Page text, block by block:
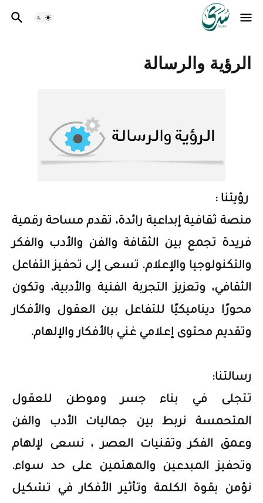
الرؤية والرسالة
رؤيتنا :
منصة ثقافية إبداعية رائدة، تقدم مساحة رقمية
فريدة تجمع بين الثقافة والفن والأدب والفكر
والتكنولوجيا والإعلام. تسعى إلى تحفيز التفاعل
الثقافي، وتعزيز التجربة الفنية والأدبية، وتكون
محورًا ديناميكيًا للتفاعل بين العقول والأفكار
وتقديم محتوى إعلامي غني بالأفكار والإلهام.
رسالتنا:
تتجلى في بناء جسر وموطن للعقول
المتحمسة نربط بين جماليات الأدب والفن
وعمق الفكر وتقنيات العصر ، نسعى لإلهام
وتحفيز المبدعين والمهتمين على حد سواء.
نؤمن بقوة الكلمة وتأثير الأفكار في تشكيل